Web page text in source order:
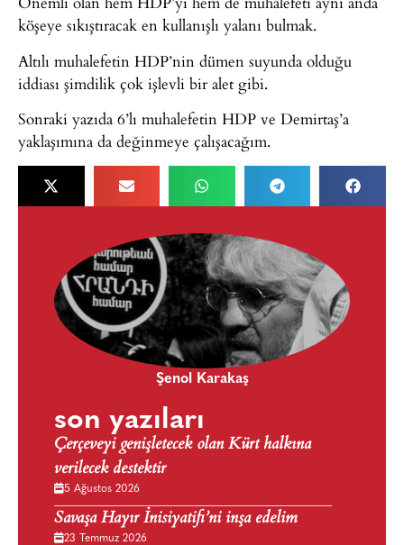
köşeye sıkıştıracak en kullanışlı yalanı bulmak.
Altılı muhalefetin HDP’nin dümen suyunda olduğu
iddiası şimdilik çok işlevli bir alet gibi.
Sonraki yazıda 6’lı muhalefetin HDP ve Demirtaş’a
yaklaşımına da değinmeye çalışacağım.
Şenol Karakaş
son yazıları
Çerçeveyi genişletecek olan Kürt halkına
verilecek destektir
5 Ağustos 2026
Savaşa Hayır İnisiyatifi’ni inşa edelim
23 Temmuz 2026